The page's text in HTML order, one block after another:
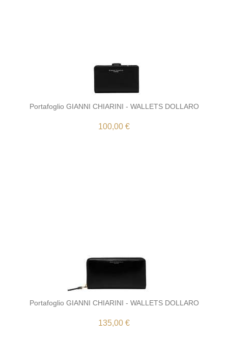
Portafoglio GIANNI CHIARINI - WALLETS DOLLARO
100,00 €
Portafoglio GIANNI CHIARINI - WALLETS DOLLARO
135,00 €